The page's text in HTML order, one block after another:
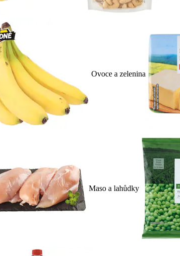
Ovoce a zelenina
Maso a lahůdky